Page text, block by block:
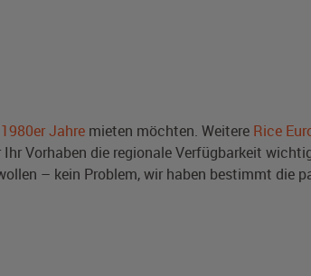
Jahre mieten möchten. Weitere Rice
Vorhaben die regionale Verfügbarkeit
– kein Problem, wir haben bestimmt die